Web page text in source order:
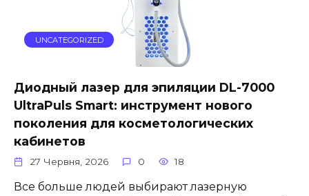
UNCATEGORIZED
Диодный лазер для эпиляции DL-7000
UltraPuls Smart: инструмент нового
поколения для косметологических
кабинетов
27 Червня, 2026 0 18
Все больше людей выбирают лазерную